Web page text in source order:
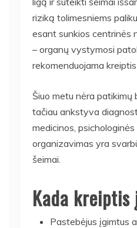
riziką tolimesniems
esant sunkios centrinės
– organų vystymosi
rekomenduojama
Šiuo metu nėra patikimų
tačiau ankstyva
medicinos,
organizavimas yra
šeimai.
Kada
Pastebėjus įgimtus